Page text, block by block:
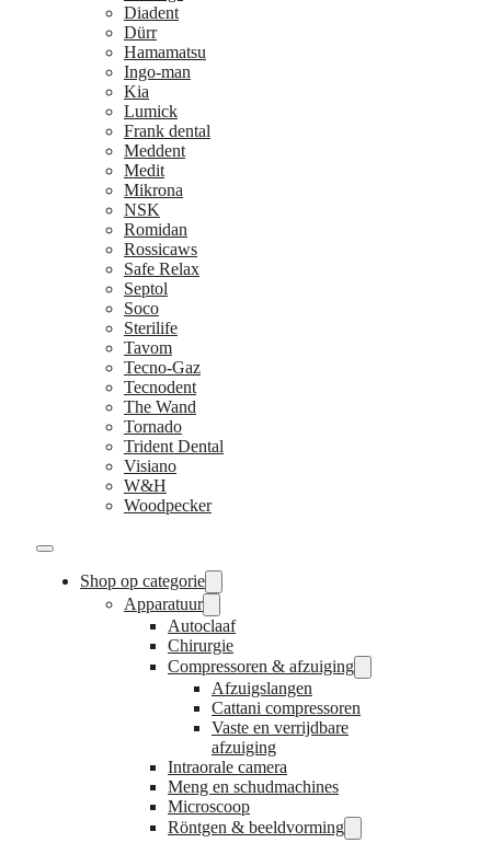
Diadent
Dürr
Hamamatsu
Ingo-man
Kia
Lumick
Frank dental
Meddent
Medit
Mikrona
NSK
Romidan
Rossicaws
Safe Relax
Septol
Soco
Sterilife
Tavom
Tecno-Gaz
Tecnodent
The Wand
Tornado
Trident Dental
Visiano
W&H
Woodpecker
Shop op categorie
Apparatuur
Autoclaaf
Chirurgie
Compressoren & afzuiging
Afzuigslangen
Cattani compressoren
Vaste en verrijdbare
afzuiging
Intraorale camera
Meng en schudmachines
Microscoop
Röntgen & beeldvorming